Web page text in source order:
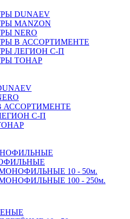
DUNAEV
MANZON
NERO
В АССОРТИМЕНТЕ
ЛЕГИОН С-П
ТОНАР
АССОРТИМЕНТЕ
С-П
10 - 50м.
100 - 250м.